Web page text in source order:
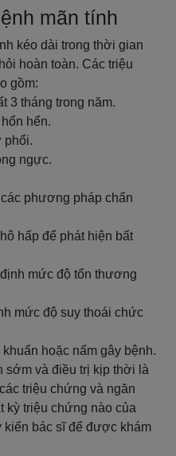
mãn tính
kéo dài trong thời gian
hoàn toàn. Các triệu
gồm:
3 tháng trong năm.
hển.
phổi.
ngực.
phương pháp chẩn
hấp để phát hiện bất
mức độ tổn thương
mức độ suy thoái chức
hoặc nấm gây bệnh.
sớm và điều trị kịp thời là
triệu chứng và ngăn
kỳ triệu chứng nào của
kiến bác sĩ để được khám